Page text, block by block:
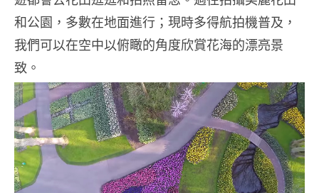
和公園，多數在地面進行；現時多得航拍機普及，
我們可以在空中以俯瞰的角度欣賞花海的漂亮景
致。